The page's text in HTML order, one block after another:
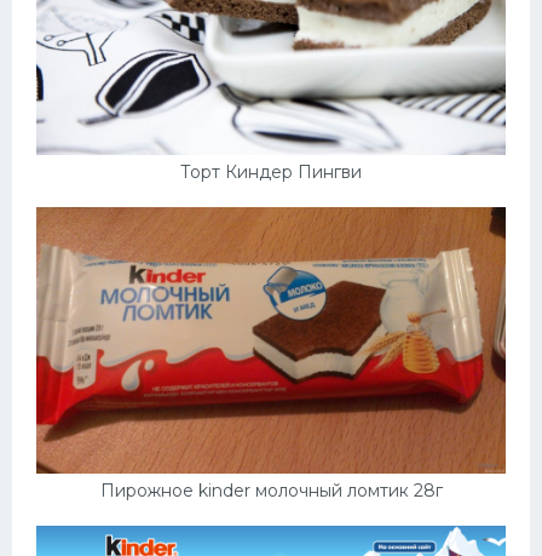
Торт Киндер Пингви
Пирожное kinder молочный ломтик 28г